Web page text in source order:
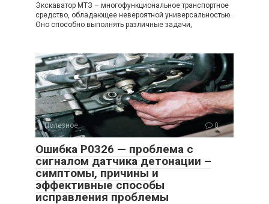
Экскаватор МТЗ – многофункциональное транспортное
средство, обладающее невероятной универсальностью.
Оно способно выполнять различные задачи,
Полезное 0
Ошибка P0326 — проблема с
сигналом датчика детонации –
симптомы, причины и
эффективные способы
исправления проблемы